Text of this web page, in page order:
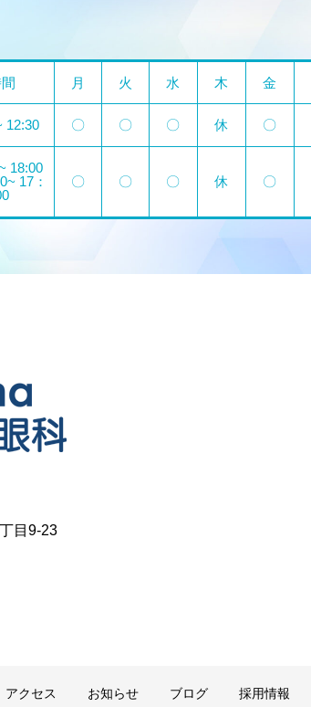
月 火 水 木 金
12:30 〇 〇 〇 休 〇
18:00
17：
〇 〇 〇 休 〇
目9-23
アクセス お知らせ ブログ 採用情報